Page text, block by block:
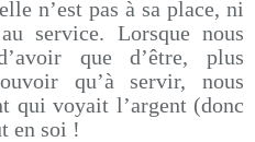
n’est pas à sa place, ni
service. Lorsque nous
que d’être, plus
qu’à servir, nous
qui voyait l’argent (donc
en soi !